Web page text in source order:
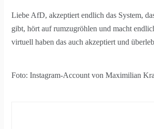
Liebe AfD, akzeptiert endlich das System,
gibt, hört auf rumzugröhlen und macht
virtuell haben das auch akzeptiert und
Foto: Instagram-Account von Maximilian